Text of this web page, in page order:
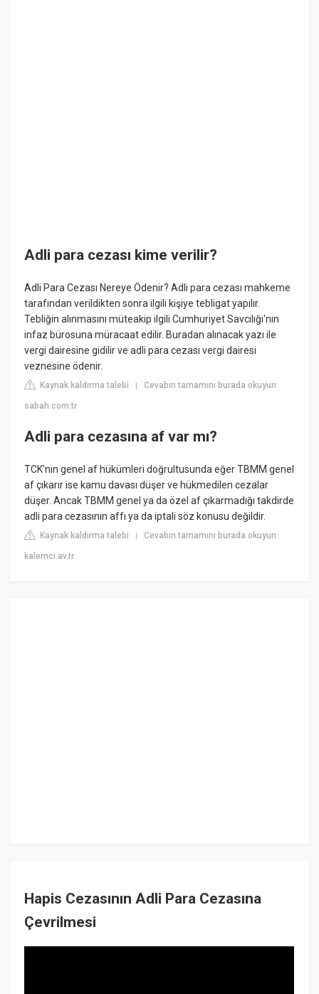
Adli para cezası kime verilir?
Adli Para Cezası Nereye Ödenir? Adli para cezası mahkeme
tarafından verildikten sonra ilgili kişiye tebligat yapılır.
Tebliğin alınmasını müteakip ilgili Cumhuriyet Savcılığı'nın
infaz bürosuna müracaat edilir. Buradan alınacak yazı ile
vergi dairesine gidilir ve adli para cezası vergi dairesi
veznesine ödenir.
Kaynak kaldırma talebi |Cevabın tamamını burada okuyun:
sabah.com.tr
Adli para cezasına af var mı?
TCK'nın genel af hükümleri doğrultusunda eğer TBMM genel
af çıkarır ise kamu davası düşer ve hükmedilen cezalar
düşer. Ancak TBMM genel ya da özel af çıkarmadığı takdirde
adli para cezasının affı ya da iptali söz konusu değildir.
Kaynak kaldırma talebi |Cevabın tamamını burada okuyun:
kalemci.av.tr
Hapis Cezasının Adli Para Cezasına
Çevrilmesi